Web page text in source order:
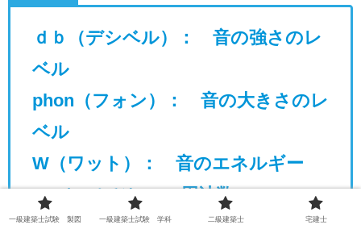
ｄｂ（デシベル）： 音の強さのレ
ベル
phon（フォン）： 音の大きさのレ
ベル
W（ワット）： 音のエネルギー
Hz（ヘルツ）： 周波数
一級建築士試験 製図 一級建築士試験 学科 二級建築士 宅建士